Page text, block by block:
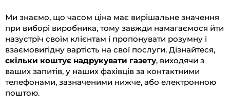
Ми знаємо, що часом ціна має вирішальне значення
при виборі виробника, тому завжди намагаємося йти
назустріч своїм клієнтам і пропонувати розумну і
взаємовигідну вартість на свої послуги. Дізнайтеся,
скільки коштує надрукувати газету, виходячи з
ваших запитів, у наших фахівців за контактними
телефонами, зазначеними нижче, або електронною
поштою.